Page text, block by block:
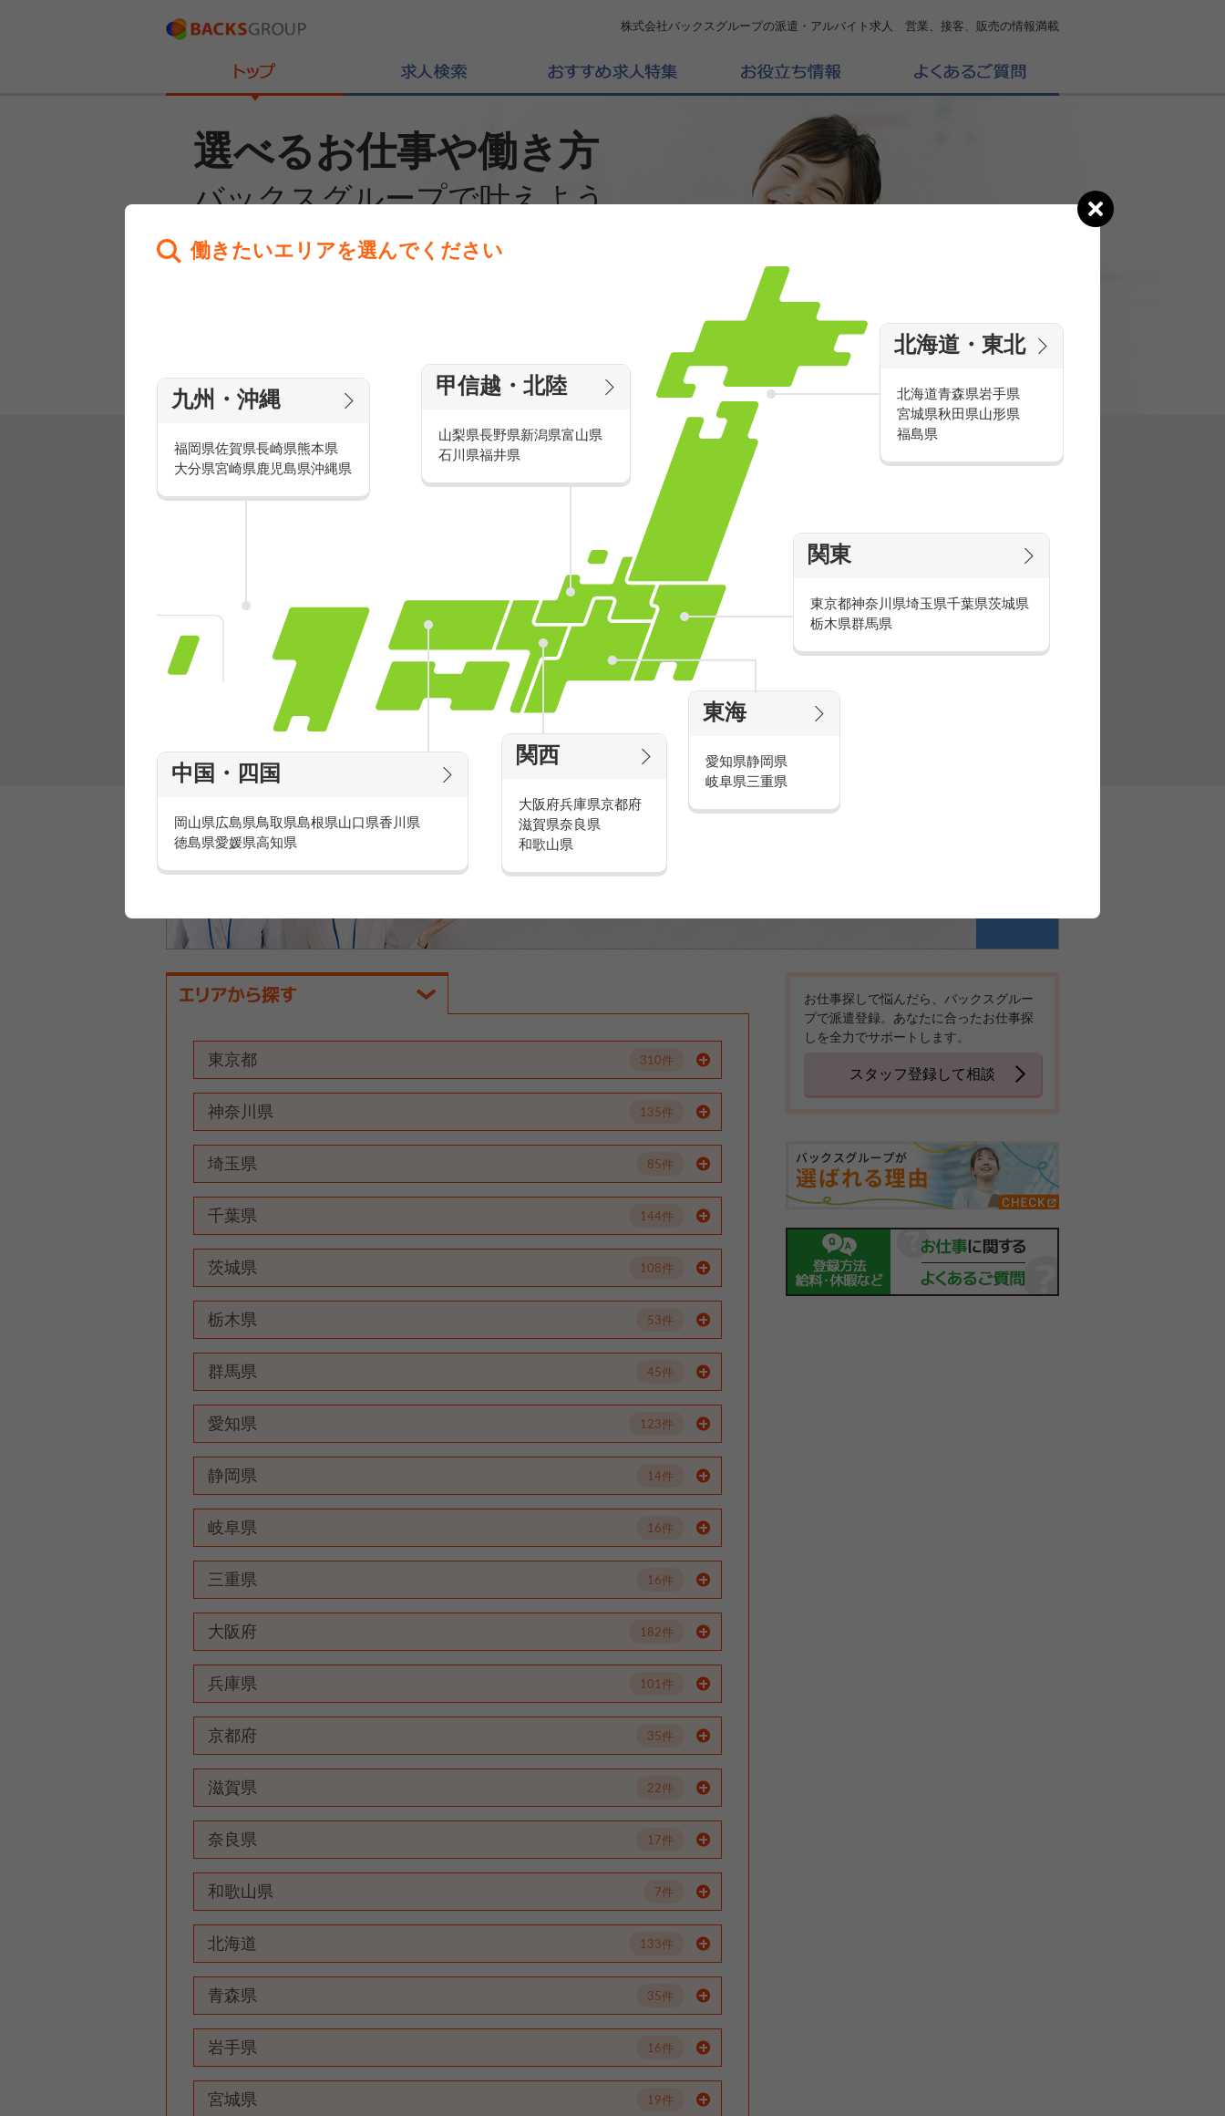
株式会社バックスグループの派遣・アルバイト求人 営業、接客、販売の情報満載
選べるお仕事や働き方
バックスグループで叶えよう
働きたいエリアを選んでください
エリアの
働きたいエリアを選んでください
北海道・東北
北海道青森県岩手県
宮城県秋田県山形県
福島県
関東
東京都神奈川県埼玉県千葉県茨城県
栃木県群馬県
東海
愛知県静岡県
岐阜県三重県
関西
大阪府兵庫県京都府
滋賀県奈良県
和歌山県
中国・四国
岡山県広島県鳥取県島根県山口県香川県
徳島県愛媛県高知県
九州・沖縄
福岡県佐賀県長崎県熊本県
大分県宮崎県鹿児島県沖縄県
甲信越・北陸
山梨県長野県新潟県富山県
石川県福井県
派遣・アルバイトのおすすめ求人特集
有名ブランドで楽しく働こう
人気を誇るブランドで 販売&店舗運営スタッ
フ積極採用中！
家電量販店の派遣・バイト求人
家電量販店で働くメリットをご紹介！
官庁・官公庁のお仕事とは
東京都 310件
神奈川県 135件
埼玉県 85件
千葉県 144件
茨城県 108件
栃木県 53件
群馬県 45件
愛知県 123件
静岡県 14件
岐阜県 16件
三重県 16件
大阪府 182件
兵庫県 101件
京都府 35件
滋賀県 22件
奈良県 17件
和歌山県 7件
北海道 133件
青森県 35件
岩手県 16件
宮城県 19件
お仕事探しで悩んだら、バックスグルー
プで派遣登録。あなたに合ったお仕事探
しを全力でサポートします。
スタッフ登録して相談